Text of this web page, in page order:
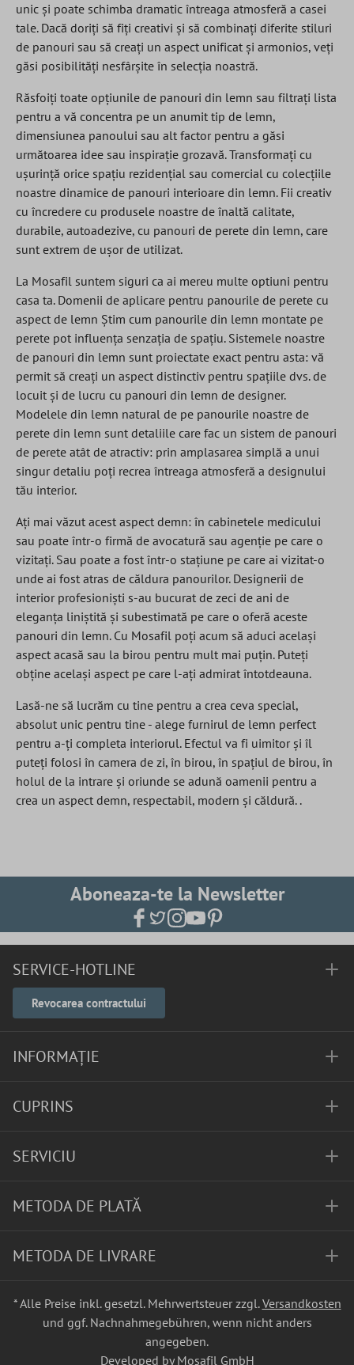
unic și poate schimba dramatic întreaga atmosferă a casei
tale. Dacă doriți să fiți creativi și să combinați diferite stiluri
de panouri sau să creați un aspect unificat și armonios, veți
găsi posibilități nesfârșite în selecția noastră.
Răsfoiți toate opțiunile de panouri din lemn sau filtrați lista
pentru a vă concentra pe un anumit tip de lemn,
dimensiunea panoului sau alt factor pentru a găsi
următoarea idee sau inspirație grozavă. Transformați cu
ușurință orice spațiu rezidențial sau comercial cu colecțiile
noastre dinamice de panouri interioare din lemn. Fii creativ
cu încredere cu produsele noastre de înaltă calitate,
durabile, autoadezive, cu panouri de perete din lemn, care
sunt extrem de ușor de utilizat.
La Mosafil suntem siguri ca ai mereu multe optiuni pentru
casa ta. Domenii de aplicare pentru panourile de perete cu
aspect de lemn Știm cum panourile din lemn montate pe
perete pot influența senzația de spațiu. Sistemele noastre
de panouri din lemn sunt proiectate exact pentru asta: vă
permit să creați un aspect distinctiv pentru spațiile dvs. de
locuit și de lucru cu panouri din lemn de designer.
Modelele din lemn natural de pe panourile noastre de
perete din lemn sunt detaliile care fac un sistem de panouri
de perete atât de atractiv: prin amplasarea simplă a unui
singur detaliu poți recrea întreaga atmosferă a designului
tău interior.
Ați mai văzut acest aspect demn: în cabinetele medicului
sau poate într-o firmă de avocatură sau agenție pe care o
vizitați. Sau poate a fost într-o stațiune pe care ai vizitat-o
unde ai fost atras de căldura panourilor. Designerii de
interior profesioniști s-au bucurat de zeci de ani de
eleganța liniștită și subestimată pe care o oferă aceste
panouri din lemn. Cu Mosafil poți acum să aduci același
aspect acasă sau la birou pentru mult mai puțin. Puteți
obține același aspect pe care l-ați admirat întotdeauna.
Lasă-ne să lucrăm cu tine pentru a crea ceva special,
absolut unic pentru tine - alege furnirul de lemn perfect
pentru a-ți completa interiorul. Efectul va fi uimitor și îl
puteți folosi în camera de zi, în birou, în spațiul de birou, în
holul de la intrare și oriunde se adună oamenii pentru a
crea un aspect demn, respectabil, modern și căldură. .
Aboneaza-te la Newsletter
SERVICE-HOTLINE
Revocarea contractului
INFORMAȚIE
CUPRINS
SERVICIU
METODA DE PLATĂ
METODA DE LIVRARE
* Alle Preise inkl. gesetzl. Mehrwertsteuer zzgl.Versandkosten
und ggf. Nachnahmegebühren, wenn nicht anders
angegeben.
Developed by Mosafil GmbH